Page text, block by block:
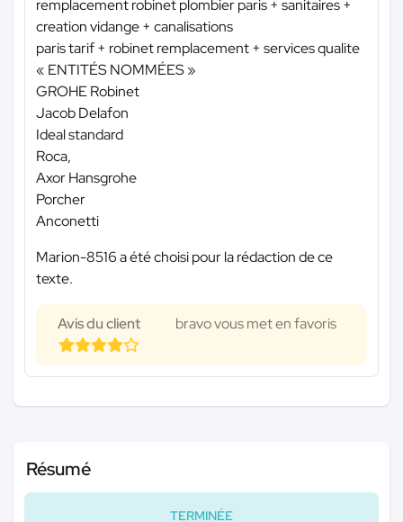
remplacement robinet plombier paris + sanitaires +
creation vidange + canalisations
paris tarif + robinet remplacement + services qualite
« ENTITÉS NOMMÉES »
GROHE Robinet
Jacob Delafon
Ideal standard
Roca,
Axor Hansgrohe
Porcher
Anconetti
Marion-8516 a été choisi pour la rédaction de ce
texte.
Avis du client bravo vous met en favoris
Résumé
TERMINÉE